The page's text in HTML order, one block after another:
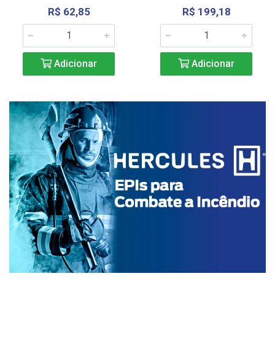
R$ 62,85
Adicionar
R$ 199,18
Adicionar